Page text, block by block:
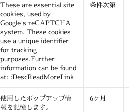
These are essential site
cookies, used by
Google’s reCAPTCHA
system. These cookies
use a unique identifier
for tracking
purposes.Further
information can be found
at: :DescReadMoreLink
条件次第
使用したポップアップ情
報を記憶します。
6ヶ月